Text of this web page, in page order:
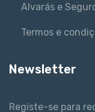
Alvarás e
Termos e
Newsletter
Registe-se para